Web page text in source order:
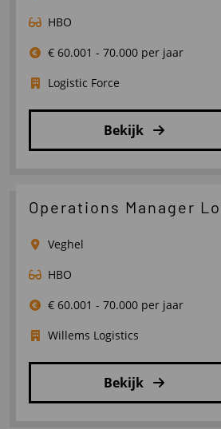
HBO
€ 60.001 - 70.000 per jaar
Logistic Force
Bekijk
over
Vestigingsmanager
Tilburg,
Roosendaal
Operations Manager
Veghel
HBO
€ 60.001 - 70.000 per jaar
Willems Logistics
Bekijk